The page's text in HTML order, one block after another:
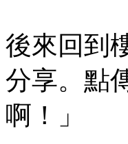
後來回到
分享。點
啊！」